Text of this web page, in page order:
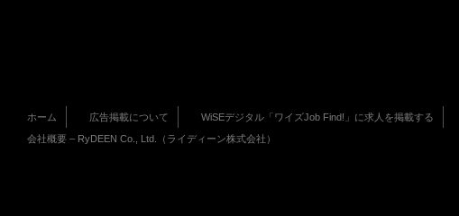
ホーム 広告掲載について WiSEデジタル「ワイズJob Find!」に求人を掲載する
会社概要 – RyDEEN Co., Ltd.（ライディーン株式会社）